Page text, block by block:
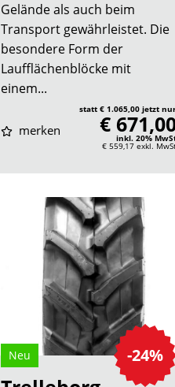
Gelände als auch beim
Transport gewährleistet. Die
besondere Form der
Laufflächenblöcke mit
einem...
merken
statt € 1.065,00 jetzt
€
inkl. 20%
€ 559,17 exkl.
-24%
Neu